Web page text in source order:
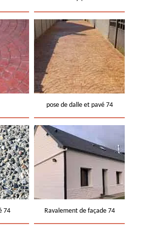
pose de dalle et pavé 74
74 Ravalement de façade 74